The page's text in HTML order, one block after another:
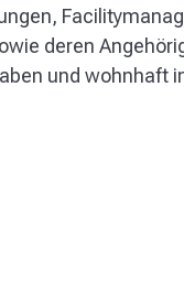
deren
und wohnhaft